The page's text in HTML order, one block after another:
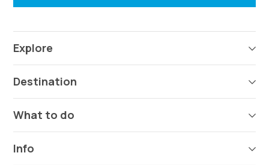
Explore
Destination
What to do
Info